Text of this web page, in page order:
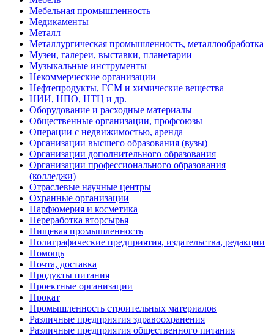
Мебельная промышленность
Медикаменты
Металл
Металлургическая промышленность, металлообработка
Музеи, галереи, выставки, планетарии
Музыкальные инструменты
Некоммерческие организации
Нефтепродукты, ГСМ и химические вещества
НИИ, НПО, НТЦ и др.
Оборудование и расходные материалы
Общественные организации, профсоюзы
Операции с недвижимостью, аренда
Организации высшего образования (вузы)
Организации дополнительного образования
Организации профессионального образования
(колледжи)
Отраслевые научные центры
Охранные организации
Парфюмерия и косметика
Переработка вторсырья
Пищевая промышленность
Полиграфические предприятия, издательства, редакции
Помощь
Почта, доставка
Продукты питания
Проектные организации
Прокат
Промышленность строительных материалов
Различные предприятия здравоохранения
Различные предприятия общественного питания